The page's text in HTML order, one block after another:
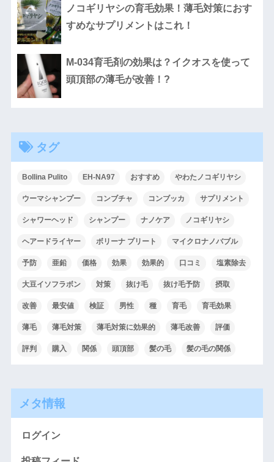
ノコギリヤシの育毛効果！薄毛対策におす
すめなサプリメントはこれ！
M-034育毛剤の効果は？イクオスを使って
頭頂部の薄毛が改善！?
タグ
Bollina Pulito EH-NA97 おすすめ やわたノコギリヤシ
ウーマシャンプー コンブチャ コンブッカ サプリメント
シャワーヘッド シャンプー ナノケア ノコギリヤシ
ヘアードライヤー ボリーナ プリート マイクロナノバブル
予防 亜鉛 価格 効果 効果的 口コミ 塩素除去
大豆イソフラボン 対策 抜け毛 抜け毛予防 摂取
改善 最安値 検証 男性 種 育毛 育毛効果
薄毛 薄毛対策 薄毛対策に効果的 薄毛改善 評価
評判 購入 関係 頭頂部 髪の毛 髪の毛の関係
メタ情報
ログイン